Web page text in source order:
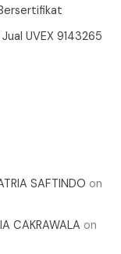
UVEX 9143265
SAFTINDO on
CAKRAWALA on